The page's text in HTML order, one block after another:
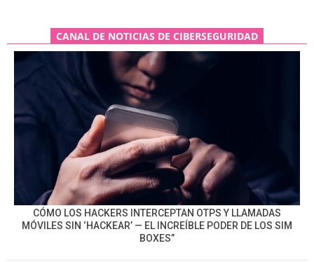
CANAL DE NOTICIAS DE CIBERSEGURIDAD
CÓMO LOS HACKERS INTERCEPTAN OTPS Y LLAMADAS
MÓVILES SIN ‘HACKEAR’ — EL INCREÍBLE PODER DE LOS SIM
BOXES”